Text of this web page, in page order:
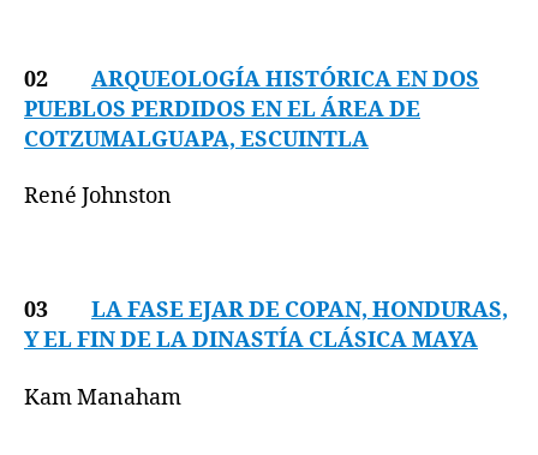
02 ARQUEOLOGÍA HISTÓRICA EN DOS
PUEBLOS PERDIDOS EN EL ÁREA DE
COTZUMALGUAPA, ESCUINTLA
René Johnston
03
LA FASE EJAR DE COPAN, HONDURAS,
Y EL FIN DE LA DINASTÍA CLÁSICA MAYA
Kam Manaham